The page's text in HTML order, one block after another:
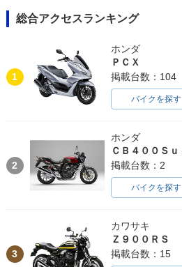
総合アクセスランキング
1
ホンダ
ＰＣＸ
掲載台数：104
バイクを探す
2
ホンダ
掲載台数：2
バイクを探す
3
カワサキ
Ｚ９００ＲＳ
掲載台数：15